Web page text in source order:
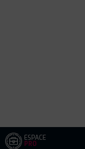
ESPACE
PRO